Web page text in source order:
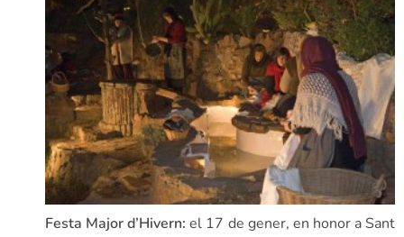
Festa Major d’Hivern: el 17 de gener, en honor a Sant